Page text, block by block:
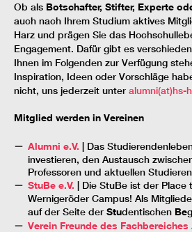
Ob als Botschafter, Stifter, Experte
auch nach Ihrem Studium aktives
Harz und prägen Sie das
Engagement. Dafür gibt es
Ihnen im Folgenden zur Verfügung
Inspiration, Ideen oder Vorschläge
nicht, uns jederzeit unter alumni(at)hs-
Mitglied werden in Vereinen
Alumni e.V. | Das
investieren, den Austausch
Professoren und aktuellen
StuBe e.V. | Die StuBe ist der Place
Wernigeröder Campus! Als
auf der Seite der Studentischen Be
Verein Freunde des